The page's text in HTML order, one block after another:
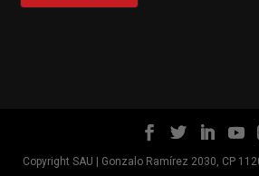
Copyright SAU | Gonzalo Ramírez 2030, CP